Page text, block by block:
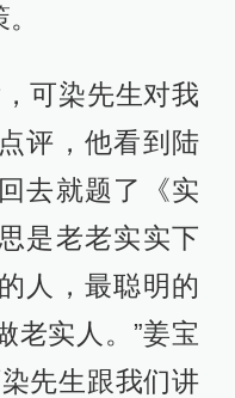
可染先生对我
评，他看到陆
去就题了《实
是老老实实下
人，最聪明的
老实人。”姜宝
先生跟我们讲